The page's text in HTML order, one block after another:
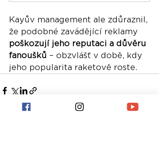
Kayův management ale zdůraznil,
že podobné zavádějící reklamy
poškozují jeho reputaci a důvěru
fanoušků – obzvlášť v době, kdy
jeho popularita raketově roste.